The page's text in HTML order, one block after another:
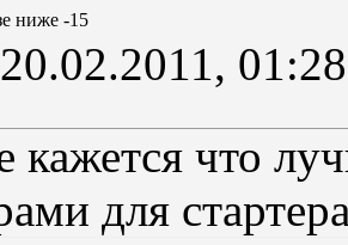
ниже -15
что
для